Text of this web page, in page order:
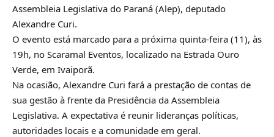
Assembleia Legislativa do Paraná (Alep), deputado
Alexandre Curi.
O evento está marcado para a próxima quinta-feira (11), às
19h, no Scaramal Eventos, localizado na Estrada Ouro
Verde, em Ivaiporã.
Na ocasião, Alexandre Curi fará a prestação de contas de
sua gestão à frente da Presidência da Assembleia
Legislativa. A expectativa é reunir lideranças políticas,
autoridades locais e a comunidade em geral.